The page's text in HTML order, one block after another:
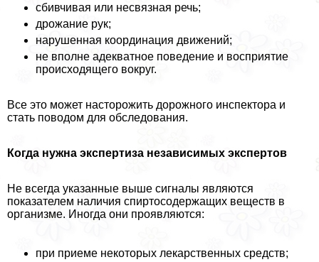
сбивчивая или несвязная речь;
дрожание рук;
нарушенная координация движений;
не вполне адекватное поведение и восприятие
происходящего вокруг.
Все это может насторожить дорожного инспектора и
стать поводом для обследования.
Когда нужна экспертиза независимых экспертов
Не всегда указанные выше сигналы являются
показателем наличия спиртосодержащих веществ в
организме. Иногда они проявляются:
при приеме некоторых лекарственных средств;